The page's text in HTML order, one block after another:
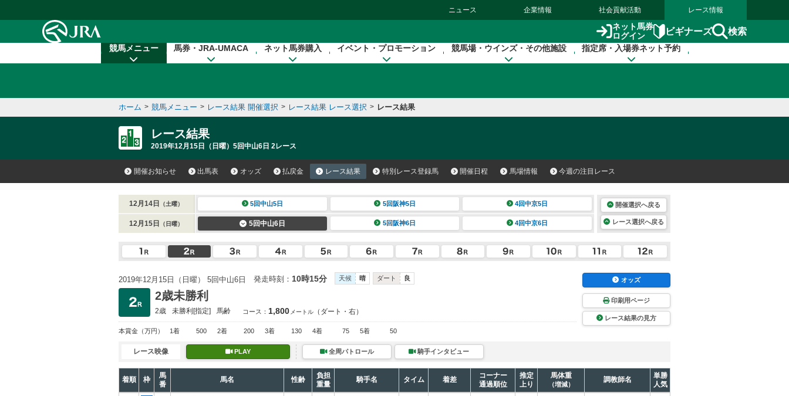
ニュース 企業情報 社会貢献活動 レース情報
ネット馬券
ログイン
ビギナーズ 検索
競馬メニュー 馬券・JRA-UMACA ネット馬券購入 イベント・プロモーション 競馬場・ウインズ・その他施設 指定席・入場券ネット予約
ホーム > 競馬メニュー > レース結果 開催選択 > レース結果 レース選択 > レース結果
レース結果
2019年12月15日（日曜）5回中山6日 2レース
開催お知らせ 出馬表 オッズ 払戻金 レース結果 特別レース登録馬 開催日程 馬場情報 今週の注目レース
12月14日 （土曜） 5回中山5日 5回阪神5日 4回中京5日
12月15日 （日曜） 5回中山6日 5回阪神6日 4回中京6日
開催選択へ戻る
レース選択へ戻る
2019年12月15日（日曜） 5回中山6日 発走時刻： 10時15分 天候 晴 ダート 良
2歳未勝利
2歳 未勝利[指定] 馬齢 コース： 1,800 メートル （ダート・右）
本賞金 （万円） 1着 500 2着 200 3着 130 4着 75 5着 50
オッズ
印刷用ページ
レース結果の見方
レース映像 PLAY 全周パトロール 騎手インタビュー
着順 枠
馬
番
馬名 性齢
負担
重量
騎手名 タイム 着差
コーナー
通過順位
推定
上り
馬体重
（増減）
調教師名
単勝
人気